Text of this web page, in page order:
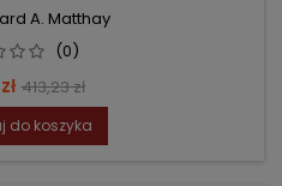
A. Matthay
(0)
Cena
podstawowa
413,23 zł
do koszyka